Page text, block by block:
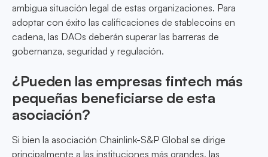
ambigua situación legal de estas organizaciones. Para
adoptar con éxito las calificaciones de stablecoins en
cadena, las DAOs deberán superar las barreras de
gobernanza, seguridad y regulación.
¿Pueden las empresas fintech más
pequeñas beneficiarse de esta
asociación?
Si bien la asociación Chainlink-S&P Global se dirige
principalmente a las instituciones más grandes, las